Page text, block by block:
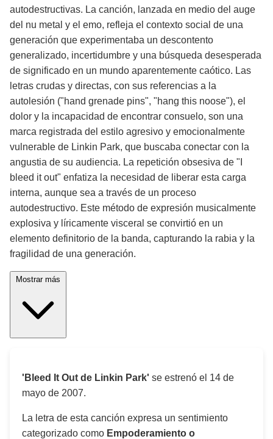
autodestructivas. La canción, lanzada en medio del auge
del nu metal y el emo, refleja el contexto social de una
generación que experimentaba un descontento
generalizado, incertidumbre y una búsqueda desesperada
de significado en un mundo aparentemente caótico. Las
letras crudas y directas, con sus referencias a la
autolesión ("hand grenade pins", "hang this noose"), el
dolor y la incapacidad de encontrar consuelo, son una
marca registrada del estilo agresivo y emocionalmente
vulnerable de Linkin Park, que buscaba conectar con la
angustia de su audiencia. La repetición obsesiva de "I
bleed it out" enfatiza la necesidad de liberar esta carga
interna, aunque sea a través de un proceso
autodestructivo. Este método de expresión musicalmente
explosiva y líricamente visceral se convirtió en un
elemento definitorio de la banda, capturando la rabia y la
fragilidad de una generación.
'Bleed It Out de Linkin Park' se estrenó el 14 de
mayo de 2007.
La letra de esta canción expresa un sentimiento
categorizado como Empoderamiento o